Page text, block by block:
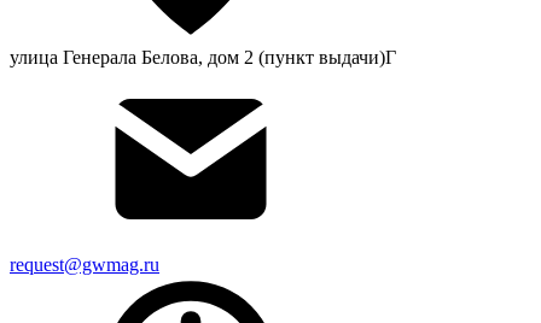
улица Генерала Белова, дом 2 (пункт выдачи)Г
request@gwmag.ru